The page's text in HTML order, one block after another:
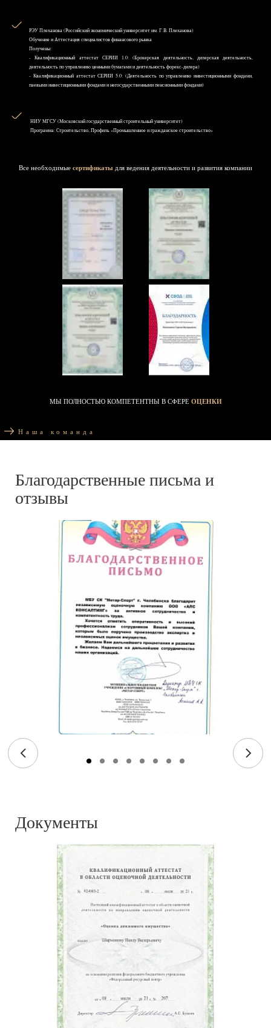
РЭУ Плеханова (Российский экономический университет им. Г.В. Плеханова)
Обучение и Аттестация специалистов финансового рынка
Получены:
- Квалификационный аттестат СЕРИИ 1.0: (Брокерская деятельность, дилерская деятельность,
деятельность по управлению ценными бумагами и деятельность форекс-дилера)
- Квалификационный аттестат СЕРИИ 5.0: (Деятельность по управлению инвестиционными фондами,
паевыми инвестиционными фондами и негосударственными пенсионными фондами)
НИУ MГСУ (Московский государственный строительный университет)
Программа: Строительство, Профиль «Промышленное и гражданское строительство»
Все необходимые сертификаты для ведения деятельности и развития компании
МЫ ПОЛНОСТЬЮ КОМПЕТЕНТНЫ В СФЕРЕ ОЦЕНКИ
Наша команда
Благодарственные письма и
отзывы
Документы